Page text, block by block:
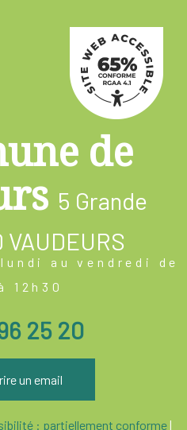
de
5 Grande
au vendredi de
12h30
25 20
un email
: partiellement conforme